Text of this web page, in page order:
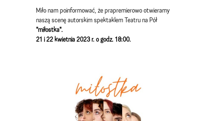
Miło nam poinformować, że prapremierowo otwieramy
naszą scenę autorskim spektaklem Teatru na Pół
"miłostka".
21 i 22 kwietnia 2023 r. o godz. 18:00.